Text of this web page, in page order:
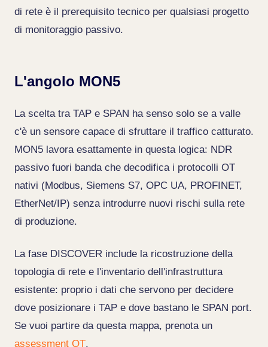
di rete è il prerequisito tecnico per qualsiasi progetto
di monitoraggio passivo.
L'angolo MON5
La scelta tra TAP e SPAN ha senso solo se a valle
c'è un sensore capace di sfruttare il traffico catturato.
MON5 lavora esattamente in questa logica: NDR
passivo fuori banda che decodifica i protocolli OT
nativi (Modbus, Siemens S7, OPC UA, PROFINET,
EtherNet/IP) senza introdurre nuovi rischi sulla rete
di produzione.
La fase DISCOVER include la ricostruzione della
topologia di rete e l'inventario dell'infrastruttura
esistente: proprio i dati che servono per decidere
dove posizionare i TAP e dove bastano le SPAN port.
Se vuoi partire da questa mappa, prenota un
assessment OT.